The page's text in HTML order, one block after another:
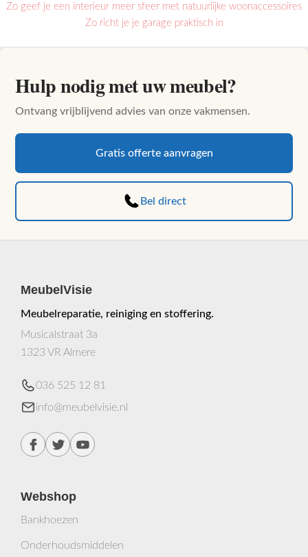
Zo geef je een interieur meer sfeer met natuurlijke woonaccessoires
Zo richt je je garage praktisch in
Hulp nodig met uw meubel?
Ontvang vrijblijvend advies van onze vakmensen.
Gratis offerte aanvragen
Bel direct
MeubelVisie
Meubelreparatie, reiniging en stoffering.
Musicalstraat 3a
1323 VR Almere
036 525 12 81
info@meubelvisie.nl
Webshop
Bankhoezen
Onderhoudsmiddelen